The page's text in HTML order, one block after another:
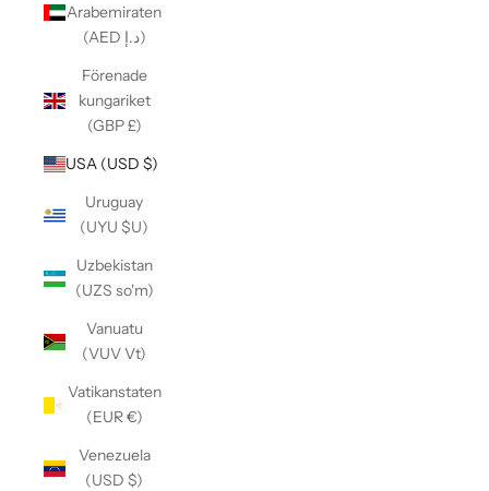
Arabemiraten
(AED د.إ)
Förenade
kungariket
(GBP £)
USA (USD $)
Uruguay
(UYU $U)
Uzbekistan
(UZS so'm)
Vanuatu
(VUV Vt)
Vatikanstaten
(EUR €)
Venezuela
(USD $)